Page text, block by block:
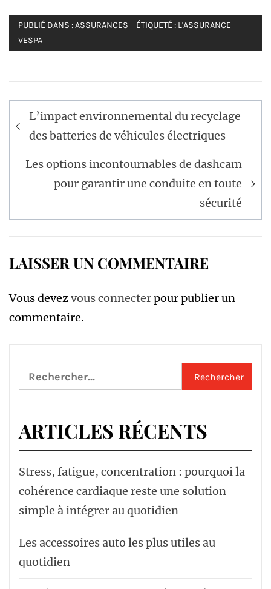
PUBLIÉ DANS :ASSURANCES ÉTIQUETÉ : L'ASSURANCE
VESPA
Navigation
de
L’impact environnemental du recyclage
des batteries de véhicules électriques
Les options incontournables de dashcam
pour garantir une conduite en toute
sécurité
LAISSER UN COMMENTAIRE
Vous devezvous connecterpour publier un
commentaire.
Rechercher :
ARTICLES RÉCENTS
Stress, fatigue, concentration : pourquoi la
cohérence cardiaque reste une solution
simple à intégrer au quotidien
Les accessoires auto les plus utiles au
quotidien